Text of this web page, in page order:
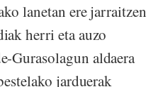
lanetan ere jarraitzen
herri eta auzo
Gurasolagun aldaera
jarduerak